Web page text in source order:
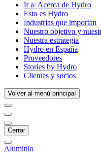
Ir a: Acerca de Hydro
Esto es Hydro
Industrias que importan
Nuestro objetivo y
Nuestra estrategia
Hydro en España
Proveedores
Stories by Hydro
Clientes y socios
Volver al menú principal
Cerrar
Aluminio